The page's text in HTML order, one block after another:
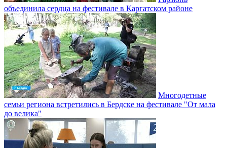
объединила сердца на фестивале в Каргатском районе
Многодетные
семьи региона встретились в Бердске на фестивале "От мала
до велика"